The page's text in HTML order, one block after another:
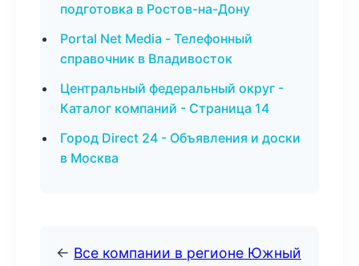
подготовка в Ростов-на-Дону
Portal Net Media - Телефонный
справочник в Владивосток
Центральный федеральный округ -
Каталог компаний - Страница 14
Город Direct 24 - Объявления и доски
в Москва
← Все компании в регионе Южный